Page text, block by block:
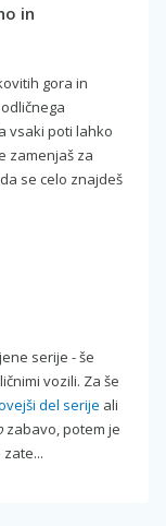
in
gora in
vsaki poti lahko
zamenjaš za
se celo znajdeš
serije - še
vozili. Za še
del serije ali
zabavo, potem je